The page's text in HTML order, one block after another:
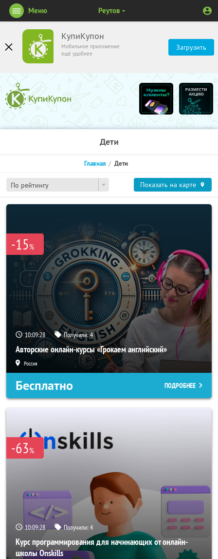
КупиКупон
Мобильное приложение
ещё удобнее
Загрузить
Меню Реутов
Дети
По рейтингу
Главная Дети
Показать на карте
-15%
10:09:28 Получили:4
Авторские онлайн-курсы «Грокаем английский»
Россия
Бесплатно ПОДРОБНЕЕ
-63%
10:09:28 Получили:4
Курс программирования для начинающих от онлайн-
школы Onskills